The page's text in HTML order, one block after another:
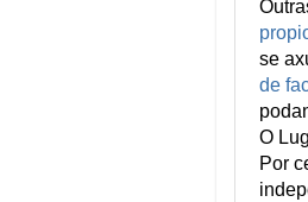
se
de
O
Por